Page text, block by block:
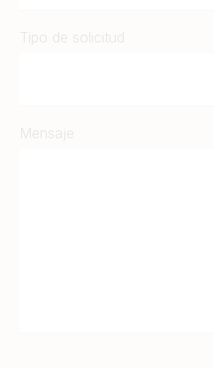
Tipo de solicitud
Mensaje